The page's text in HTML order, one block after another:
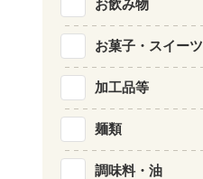
お飲み物
お菓子・スイーツ
加工品等
麺類
調味料・油